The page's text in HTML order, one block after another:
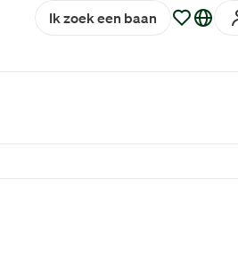
Ik zoek een baan